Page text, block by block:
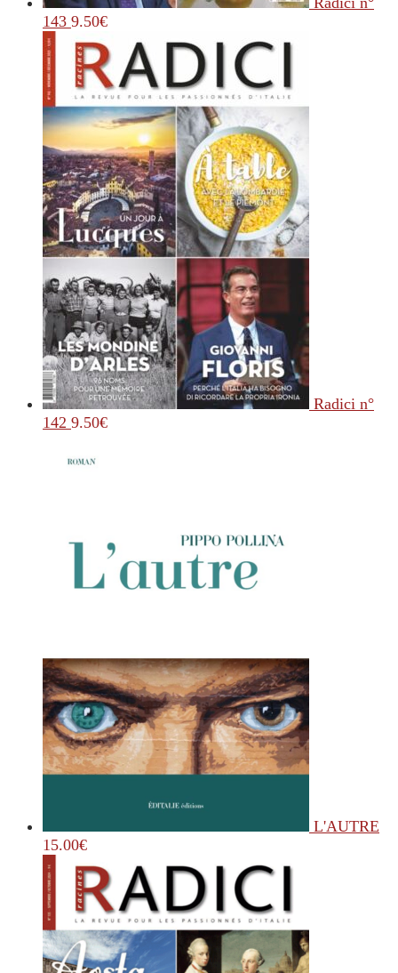
143 9.50€
Radici n°
142 9.50€
L'AUTRE
15.00€